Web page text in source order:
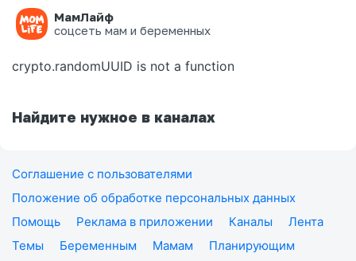
МамЛайф
соцсеть мам и беременных
Ошибка на странице
crypto.randomUUID is not a function
Найдите нужное в каналах
Соглашение с пользователями
Положение об обработке персональных данных
Помощь
Реклама в приложении Каналы
Лента
Темы
Беременным Мамам
Планирующим